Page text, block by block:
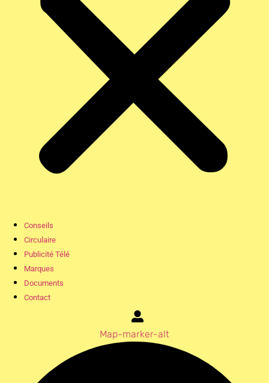
Conseils
Circulaire
Publicité Télé
Marques
Documents
Contact
Map-marker-alt